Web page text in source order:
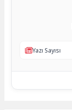
Yazı Sayısı